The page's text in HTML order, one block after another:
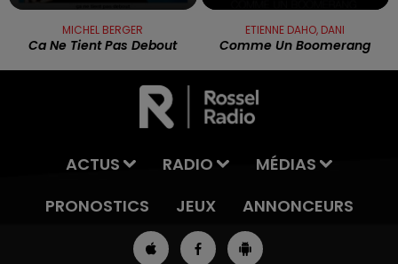
MICHEL BERGER
Ca Ne Tient Pas Debout
ETIENNE DAHO, DANI
Comme Un Boomerang
ACTUS RADIO
MÉDIAS
PRONOSTICS
JEUX ANNONCEURS